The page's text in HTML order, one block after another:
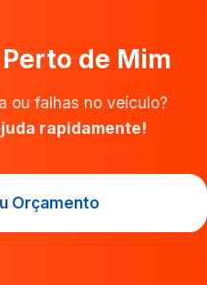
de Mim
ou falhas no veículo?
rapidamente!
Orçamento